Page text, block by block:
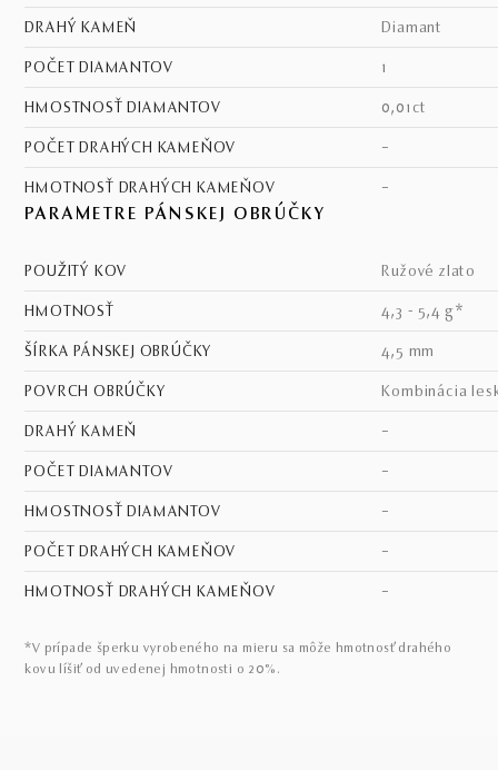
DRAHÝ KAMEŇ diamant
POČET DIAMANTOV 1
HMOSTNOSŤ DIAMANTOV 0,01ct
POČET DRAHÝCH KAMEŇOV –
HMOTNOSŤ DRAHÝCH KAMEŇOV –
PARAMETRE PÁNSKEJ OBRÚČKY
POUŽITÝ KOV ružové zlato
HMOTNOSŤ 4,3 - 5,4 g*
ŠÍRKA PÁNSKEJ OBRÚČKY 4,5 mm
POVRCH OBRÚČKY kombinácia
DRAHÝ KAMEŇ –
POČET DIAMANTOV –
HMOSTNOSŤ DIAMANTOV –
POČET DRAHÝCH KAMEŇOV –
HMOTNOSŤ DRAHÝCH KAMEŇOV –
*V prípade šperku vyrobeného na mieru sa môže hmotnosť drahého
kovu líšiť od uvedenej hmotnosti o 20%.